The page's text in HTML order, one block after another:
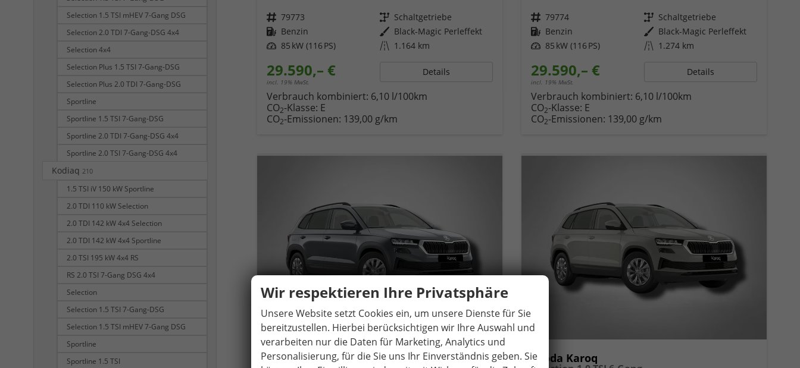
Fahrzeugnr. 79773 Getriebe Schaltgetriebe
Kraftstoff Benzin Außenfarbe Black-Magic Perleffekt
Leistung 85 kW (116 PS) Kilometerstand 1.164 km
29.590,– €
incl. 19% MwSt.
Details
Verbrauch kombiniert: 6,10 l/100km
CO2-Klasse: E
CO2-Emissionen: 139,00 g/km
Fahrzeugnr. 79774 Getriebe Schaltgetriebe
Kraftstoff Benzin Außenfarbe Black-Magic Perleffekt
Leistung 85 kW (116 PS) Kilometerstand 1.274 km
29.590,– €
incl. 19% MwSt.
Details
Verbrauch kombiniert: 6,10 l/100km
CO2-Klasse: E
CO2-Emissionen: 139,00 g/km
Skoda Karoq Skoda Karoq
Selection 1.5 TSI mHEV 7-Gang DSG
Selection 2.0 TDI 7-Gang-DSG 4x4
Selection 4x4
Selection Plus 1.5 TSI 7-Gang-DSG
Selection Plus 2.0 TDI 7-Gang-DSG
Sportline
Sportline 1.5 TSI 7-Gang-DSG
Sportline 2.0 TDI 7-Gang-DSG 4x4
Sportline 2.0 TSI 7-Gang-DSG 4x4
Kodiaq 210
1.5 TSI iV 150 kW Sportline
2.0 TDI 110 kW Selection
2.0 TDI 142 kW 4x4 Selection
2.0 TDI 142 kW 4x4 Sportline
2.0 TSI 195 kW 4x4 RS
RS 2.0 TSI 7-Gang DSG 4x4
Selection
Selection 1.5 TSI 7-Gang-DSG
Selection 1.5 TSI mHEV 7-Gang DSG
Sportline
Sportline 1.5 TSI
Wir respektieren Ihre Privatsphäre
Unsere Website setzt Cookies ein, um unsere Dienste für Sie
bereitzustellen. Hierbei berücksichtigen wir Ihre Auswahl und
verarbeiten nur die Daten für Marketing, Analytics und
Personalisierung, für die Sie uns Ihr Einverständnis geben. Sie